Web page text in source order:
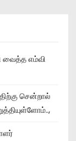
வைத்த எம்வி
சென்றால்